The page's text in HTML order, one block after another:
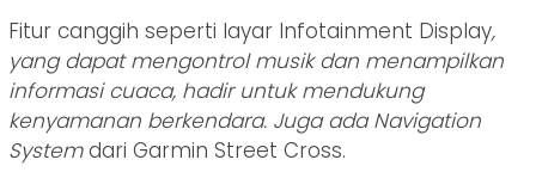
Fitur canggih seperti layar Infotainment Display,
yang dapat mengontrol musik dan menampilkan
informasi cuaca, hadir untuk mendukung
kenyamanan berkendara. Juga ada Navigation
Systemdari Garmin Street Cross.